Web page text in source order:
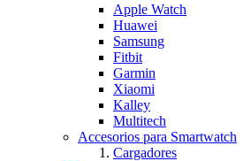
Apple Watch
Huawei
Samsung
Fitbit
Garmin
Xiaomi
Kalley
Multitech
Accesorios para Smartwatch
Cargadores